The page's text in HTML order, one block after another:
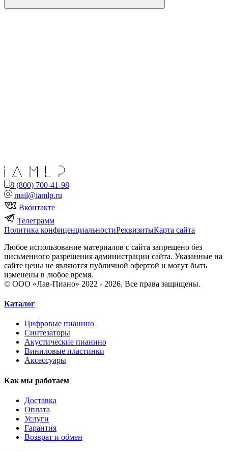
8 (800) 700-41-98
mail@iamlp.ru
Вконтакте
Телеграмм
Политика конфиценциальностиРеквизитыКарта сайта
Любое использование материалов с сайта запрещено без
письменного разрешения администрации сайта. Указанные на
сайте цены не являются публичной офертой и могут быть
изменены в любое время.
© ООО «Лав-Пиано» 2022 - 2026. Все права защищены.
Каталог
Цифровые пианино
Синтезаторы
Акустические пианино
Виниловые пластинки
Аксессуары
Как мы работаем
Доставка
Оплата
Услуги
Гарантия
Возврат и обмен